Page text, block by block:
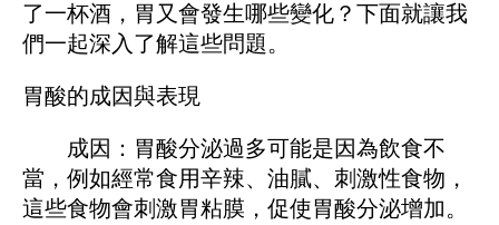
了一杯酒，胃又會發生哪些變化？下面就讓我
們一起深入了解這些問題。
胃酸的成因與表現
成因：胃酸分泌過多可能是因為飲食不
當，例如經常食用辛辣、油膩、刺激性食物，
這些食物會刺激胃粘膜，促使胃酸分泌增加。